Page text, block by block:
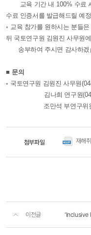
교육 기간 내 100% 수료
수료 인증서를 발급해드릴 예
◦ 교육 참가를 원하시는 분들은
뒤 국토연구원 김원진 사무원
송부하여 주시면 감사하겠
■ 문의
◦ 국토연구원 김원진 사무원
김나희 연구원
조만석 부연구위
첨부파일 재해
이전글